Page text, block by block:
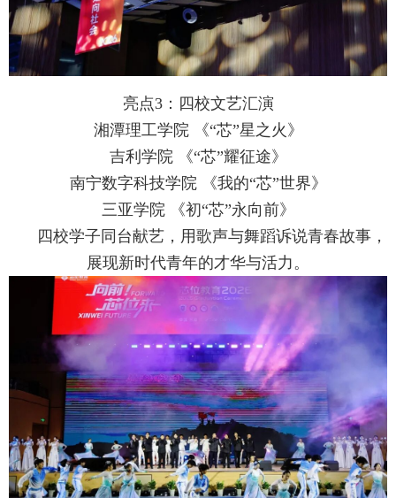
亮点3：四校文艺汇演
湘潭理工学院 《“芯”星之火》
吉利学院 《“芯”耀征途》
南宁数字科技学院 《我的“芯”世界》
三亚学院 《初“芯”永向前》
四校学子同台献艺，用歌声与舞蹈诉说青春故事，
展现新时代青年的才华与活力。